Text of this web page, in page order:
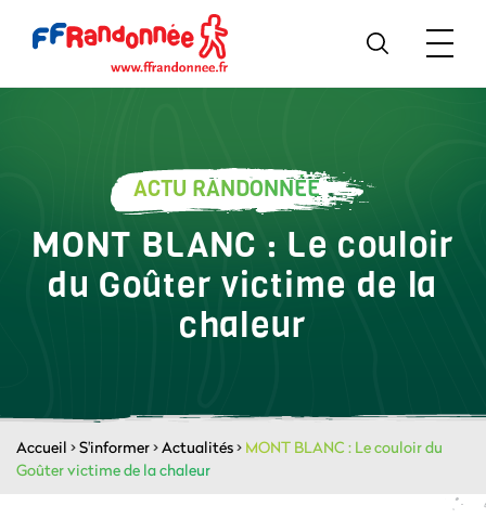
ACTU RANDONNÉE
MONT BLANC : Le couloir
du Goûter victime de la
chaleur
Accueil >S'informer>Actualités> MONT BLANC : Le couloir du
Goûter victime de la chaleur